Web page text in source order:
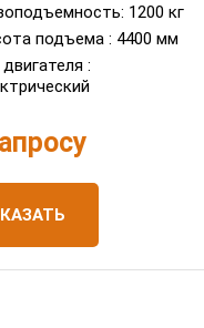
1200 кг
подъема : 4400 мм
: